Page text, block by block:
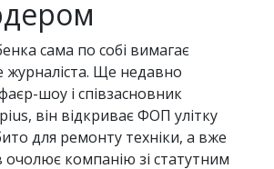
сама по собі вимагає
журналіста. Ще недавно
шоу і співзасновник
він відкриває ФОП улітку
для ремонту техніки, а вже
очолює компанію зі статутним